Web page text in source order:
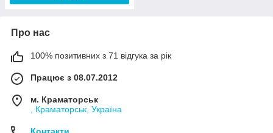
Про нас
100% позитивних з 71 відгука за рік
Працює з 08.07.2012
м. Краматорськ
, Краматорськ, Україна